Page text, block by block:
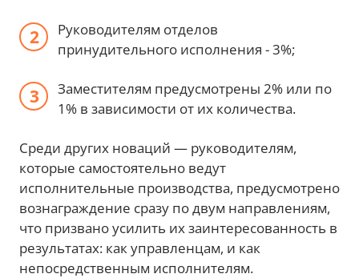
Руководителям отделов
принудительного исполнения - 3%;
Заместителям предусмотрены 2% или по
1% в зависимости от их количества.
Среди других новаций — руководителям,
которые самостоятельно ведут
исполнительные производства, предусмотрено
вознаграждение сразу по двум направлениям,
что призвано усилить их заинтересованность в
результатах: как управленцам, и как
непосредственным исполнителям.